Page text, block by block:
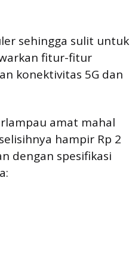
sehingga sulit untuk
fitur-fitur
konektivitas 5G dan
amat mahal
hampir Rp 2
dengan spesifikasi